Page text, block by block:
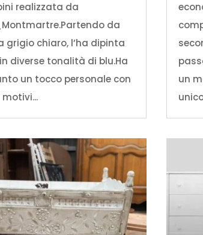
realizzata da
da
grigio chiaro, l’ha dipinta
diverse tonalità di blu.Ha
un tocco personale con
un